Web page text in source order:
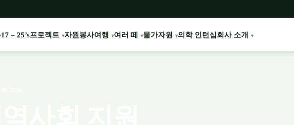
17 – 25’s프로젝트 자원봉사여행 여러 떼 물가자원 의학 인턴십회사 소개